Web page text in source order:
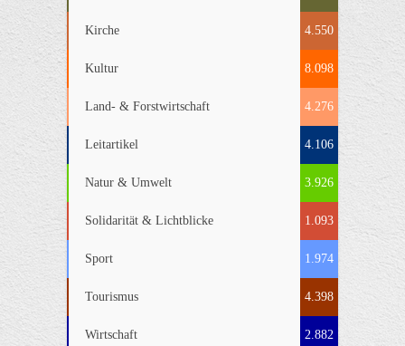
Kirche 4.550
Kultur 8.098
Land- & Forstwirtschaft 4.276
Leitartikel 4.106
Natur & Umwelt 3.926
Solidarität & Lichtblicke 1.093
Sport 1.974
Tourismus 4.398
Wirtschaft 2.882